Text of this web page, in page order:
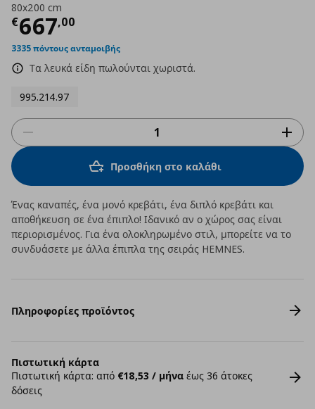
80x200 cm
€667,00
Τρέχουσα τιμή
3335 πόντους ανταμοιβής
Τα λευκά είδη πωλούνται χωριστά.
995.214.97
Προσθήκη στο καλάθι
Ένας καναπές, ένα μονό κρεβάτι, ένα διπλό κρεβάτι και
αποθήκευση σε ένα έπιπλο! Ιδανικό αν ο χώρος σας είναι
περιορισμένος. Για ένα ολοκληρωμένο στιλ, μπορείτε να το
συνδυάσετε με άλλα έπιπλα της σειράς HEMNES.
Πληροφορίες προϊόντος
Πιστωτική κάρτα
Πιστωτική κάρτα: από €18,53 / μήνα έως 36 άτοκες
δόσεις